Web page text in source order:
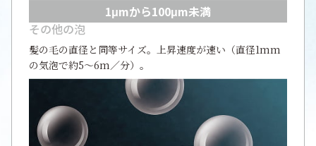
1μmから100μm未満
その他の泡
髪の毛の直径と同等サイズ。上昇速度が速い（直径1mm
の気泡で約5～6m／分）。